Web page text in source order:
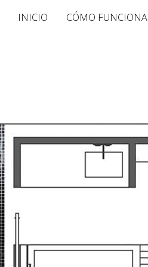
INICIO CÓMO FUNCIONA